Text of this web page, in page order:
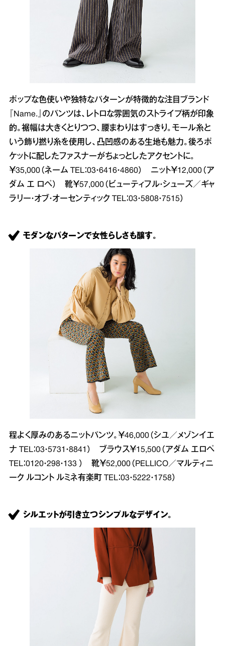
ポップな色使いや独特なパターンが特徴的な注目ブランド
『Name.』のパンツは、レトロな雰囲気のストライプ柄が印象
的。裾幅は大きくとりつつ、腰まわりはすっきり。モール糸と
いう飾り撚り糸を使用し、凸凹感のある生地も魅力。後ろポ
ケットに配したファスナーがちょっとしたアクセントに。
￥35,000（ネーム TEL：03・6416・4860） ニット￥12,000（ア
ダム エ ロペ） 靴￥57,000（ビューティフル・シューズ／ギャ
ラリー・オブ・オーセンティック TEL：03・5808・7515）
モダンなパターンで女性らしさも醸す。
程よく厚みのあるニットパンツ。￥46,000（シユ／メゾンイエ
ナ TEL：03・5731・8841） ブラウス￥15,500（アダム エロペ
TEL：0120・298・133 ） 靴￥52,000（PELLICO／マルティニ
ーク ルコント ルミネ有楽町 TEL：03・5222・1758）
シルエットが引き立つシンプルなデザイン。